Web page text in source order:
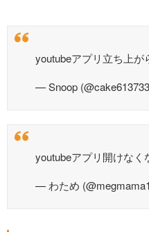
youtubeアプリ立ち上が
— Snoop
youtubeアプリ開けな
— わため